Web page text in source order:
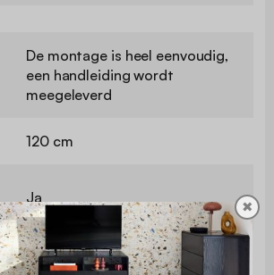
De montage is heel eenvoudig,
een handleiding wordt
meegeleverd
120 cm
Ja
Ja
✖